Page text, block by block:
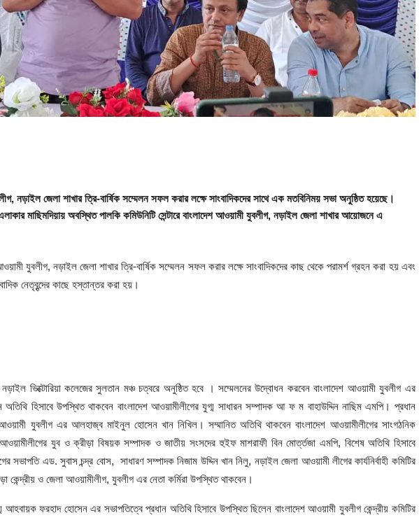
নড়াইল জেলা শাখার ত্রি-বার্ষিক সম্মেলন সফল করার লক্ষে সাংবাদিকদের সাথে এক মতবিনিময় সভা অনুষ্ঠিত হয়েছে।
মাছিমদিয়ায় অবস্থিত পালকি কমিউনিটি সেন্টারে বাংলাদেশ আওয়ামী যুবলীগ, নড়াইল জেলা শাখার আয়োজনে এ
যুবলীগ, নড়াইল জেলা শাখার ত্রি-বার্ষিক সম্মেলন সফল করার লক্ষে সাংবাদিকদের কাছ থেকে পরামর্শ গ্রহন করা হয় এবং
নেতৃবৃন্দের কাছে হস্তান্তর করা হয়।
ভিক্টোরিয়া কলেজের সুলতান মঞ্চ চত্বরে অনুষ্ঠিত হবে । সম্মেলনের উদ্বোধন করবেন বাংলাদেশ আওয়ামী যুবলীগ এর
হিসাবে উপস্থিত থাকবেন বাংলাদেশ আওয়ামীলীগের যুগ্ম সাধারন সম্পাদক আ ফ ম বাহাউদ্দিন নাছিম এমপি। প্রধান
যুবলীগ এর আলহাজ্ব মাইনুল হোসেন খান নিখিল। সম্মানিত অতিথি থাকবেন বাংলাদেশ আওয়ামীলীগের সাংগঠনিক
যুব ও ক্রীড়া বিষয়ক সম্পাদক ও জাতীয় সংসদের হুইফ মাশরাফী বিন মোর্ত্তজা এমপি, বিশেষ অতিথি হিসাবে
সভাপতি এড. সুবাস চন্দ্র বোস, সাধারণ সম্পাদক নিজাম উদ্দিন খান নিলু, নড়াইল জেলা আওয়ামী লীগের কার্যনির্বাহী কমিটির
ও জেলা আওয়ামীলীগ, যুবলীগ এর নেতা কর্মিরা উপস্থিত থাকবেন।
ফরহাদ হোসেন এর সভাপতিত্বে প্রধান অতিথি হিসাবে উপস্থিত ছিলেন বাংলাদেশ আওয়ামী যুবলীগ কেন্দ্রীয় কমিটির